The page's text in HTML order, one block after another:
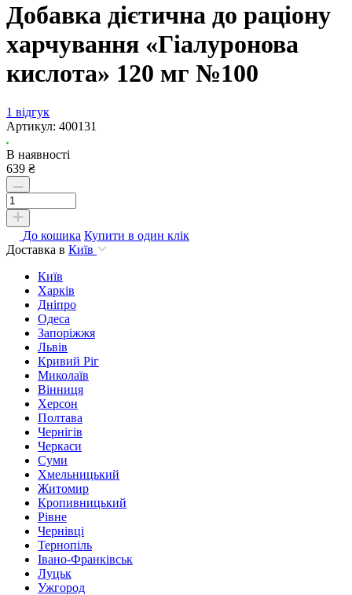
Добавка дієтична до раціону
харчування «Гіалуронова
кислота» 120 мг №100
1 відгук
Артикул: 400131
В наявності
639 ₴
До кошика Купити в один клік
Доставка в Київ
Київ
Харків
Дніпро
Одеса
Запоріжжя
Львів
Кривий Ріг
Миколаїв
Вінниця
Херсон
Полтава
Чернігів
Черкаси
Суми
Хмельницький
Житомир
Кропивницький
Рівне
Чернівці
Тернопіль
Івано-Франківськ
Луцьк
Ужгород